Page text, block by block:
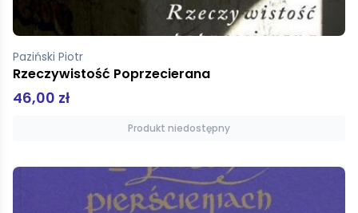
Paziński Piotr
Rzeczywistość Poprzecierana
46,00 zł
Produkt niedostępny